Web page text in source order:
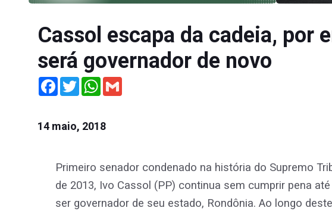
Cassol escapa da cadeia, por
será governador de novo
Facebook
TwitterWhatsApp
14 maio, 2018
Primeiro senador condenado na história do Supremo
de 2013, Ivo Cassol (PP) continua sem cumprir pena
ser governador de seu estado, Rondônia. Ao longo